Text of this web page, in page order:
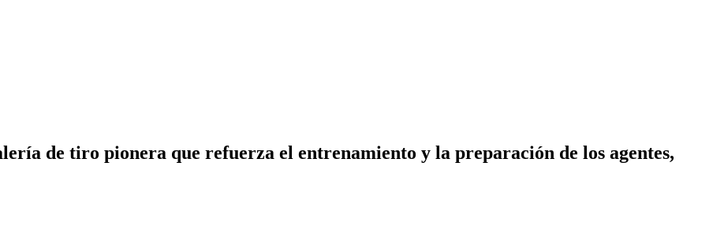
de tiro pionera que refuerza el entrenamiento y la preparación de los agentes,